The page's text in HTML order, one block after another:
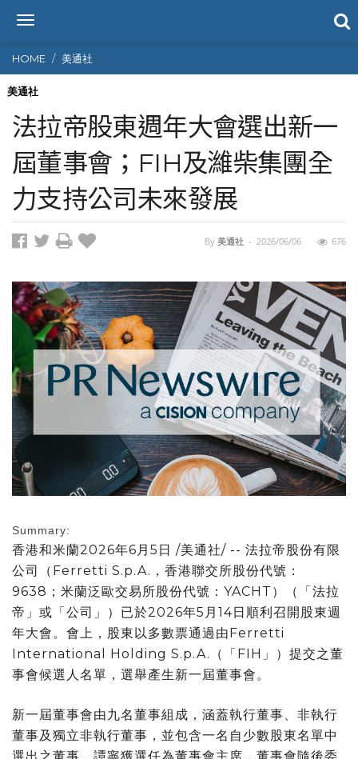
T
g
g
l
n
a
v
i
g
a
t
HOME 美通社
美通社
法拉帝股東週年大會選出新一
屆董事會；FIH及濰柴集團全
力支持公司未來發展
By 美通社 - 2026/06/06 676
Summary:
香港和米蘭2026年6月5日 /美通社/ -- 法拉帝股份有限
公司（Ferretti S.p.A.，香港聯交所股份代號：
9638；米蘭泛歐交易所股份代號：YACHT）（「法拉
帝」或「公司」）已於2026年5月14日順利召開股東週
年大會。會上，股東以多數票通過由Ferretti
International Holding S.p.A.（「FIH」）提交之董
事會候選人名單，選舉產生新一屆董事會。
新一屆董事會由九名董事組成，涵蓋執行董事、非執行
董事及獨立非執行董事，並包含一名自少數股東名單中
選出之董事。譚寧獲選任為董事會主席，董事會隨後委